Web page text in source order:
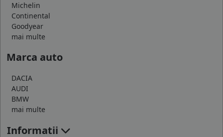
Michelin
Continental
Goodyear
mai multe
Marca auto
DACIA
AUDI
BMW
mai multe
Informatii